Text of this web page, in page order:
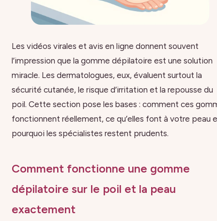
Les vidéos virales et avis en ligne donnent souvent
l’impression que la gomme dépilatoire est une solution
miracle. Les dermatologues, eux, évaluent surtout la
sécurité cutanée, le risque d’irritation et la repousse du
poil. Cette section pose les bases : comment ces
fonctionnent réellement, ce qu’elles font à votre peau
pourquoi les spécialistes restent prudents.
Comment fonctionne une gomme
dépilatoire sur le poil et la peau
exactement